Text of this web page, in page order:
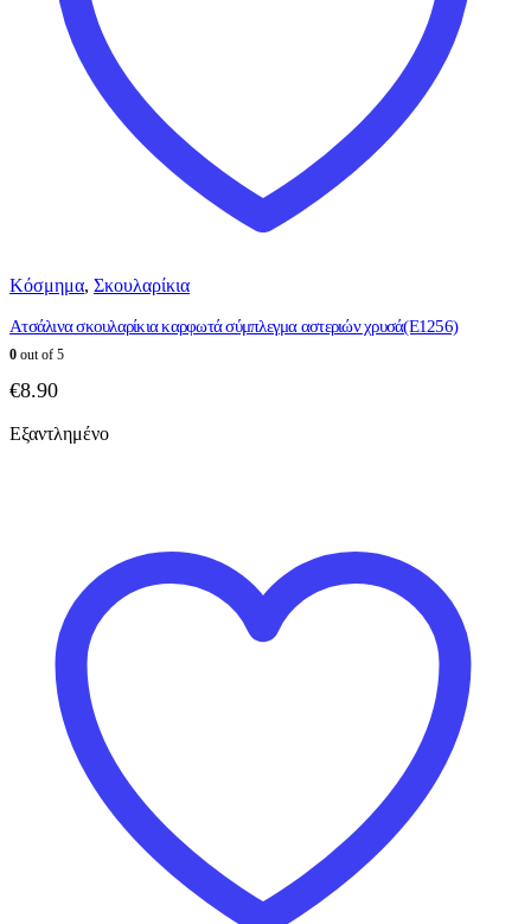
Κόσμημα, Σκουλαρίκια
Ατσάλινα σκουλαρίκια καρφωτά σύμπλεγμα αστεριών χρυσά(E1256)
0 out of 5
€8.90
Εξαντλημένο